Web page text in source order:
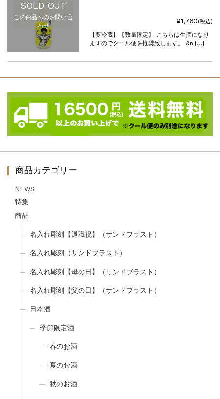
SOLD OUT
この商品へのお問い合
わせ
¥1,760(税込)
【要冷蔵】【数量限定】 こちらは生酒になり
ますのでクール便を推奨致します。 &n […]
商品カテゴリー
NEWS
特集
商品
名入れ彫刻【退職祝】（サンドブラスト）
名入れ彫刻（サンドブラスト）
名入れ彫刻【母の日】（サンドブラスト）
名入れ彫刻【父の日】（サンドブラスト）
日本酒
季節限定酒
春のお酒
夏のお酒
秋のお酒